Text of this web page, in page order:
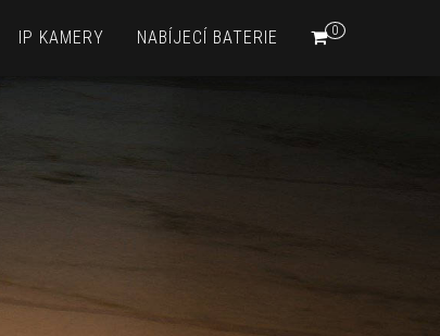
0
IP KAMERY NABÍJECÍ BATERIE